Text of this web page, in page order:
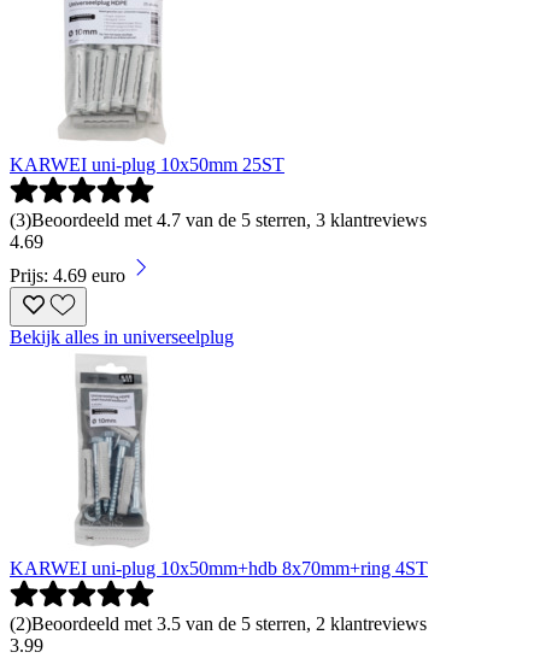
KARWEI uni-plug 10x50mm 25ST
(3)Beoordeeld met 4.7 van de 5 sterren, 3 klantreviews
4.69
Prijs: 4.69 euro
Bekijk alles in universeelplug
KARWEI uni-plug 10x50mm+hdb 8x70mm+ring 4ST
(2)Beoordeeld met 3.5 van de 5 sterren, 2 klantreviews
3.99